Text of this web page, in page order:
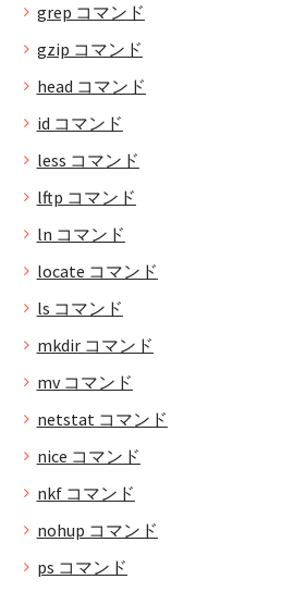
grep コマンド
gzip コマンド
head コマンド
id コマンド
less コマンド
lftp コマンド
ln コマンド
locate コマンド
ls コマンド
mkdir コマンド
mv コマンド
netstat コマンド
nice コマンド
nkf コマンド
nohup コマンド
ps コマンド